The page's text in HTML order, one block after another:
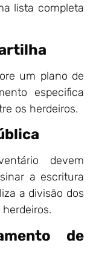
lista completa
um plano de
especifica
os herdeiros.
devem
a escritura
a divisão dos
de